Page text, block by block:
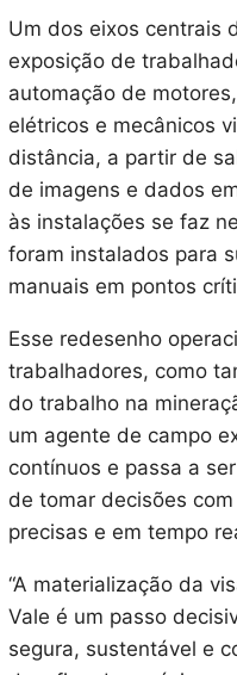
Um dos eixos centrais
exposição de
automação de
elétricos e mecânicos
distância, a partir de
de imagens e dados
às instalações se faz
foram instalados para
manuais em pontos
Esse redesenho
trabalhadores, como
do trabalho na
um agente de campo
contínuos e passa a
de tomar decisões
precisas e em tempo
“A materialização da
Vale é um passo
segura, sustentável e